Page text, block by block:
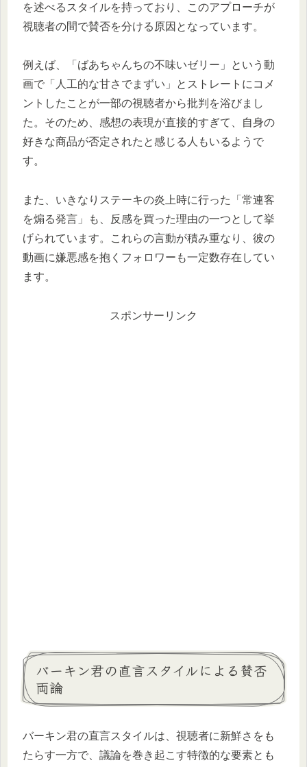
を述べるスタイルを持っており、このアプローチが
視聴者の間で賛否を分ける原因となっています。
例えば、「ばあちゃんちの不味いゼリー」という動
画で「人工的な甘さでまずい」とストレートにコメ
ントしたことが一部の視聴者から批判を浴びまし
た。そのため、感想の表現が直接的すぎて、自身の
好きな商品が否定されたと感じる人もいるようで
す。
また、いきなりステーキの炎上時に行った「常連客
を煽る発言」も、反感を買った理由の一つとして挙
げられています。これらの言動が積み重なり、彼の
動画に嫌悪感を抱くフォロワーも一定数存在してい
ます。
スポンサーリンク
バーキン君の直言スタイルによる賛否
両論
バーキン君の直言スタイルは、視聴者に新鮮さをも
たらす一方で、議論を巻き起こす特徴的な要素とも